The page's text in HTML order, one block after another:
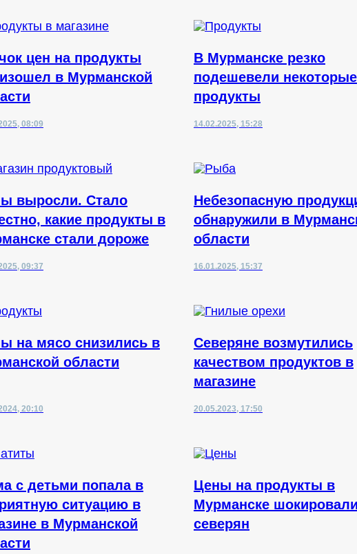
цен на продукты
в Мурманской
08:09
В Мурманске резко
подешевели некоторые
продукты
14.02.2025, 15:28
выросли. Стало
какие продукты в
стали дороже
09:37
Небезопасную
обнаружили в
области
16.01.2025, 15:37
на мясо снизились в
области
20:10
Северяне возмутились
качеством продуктов в
магазине
20.05.2023, 17:50
с детьми попала в
ситуацию в
в Мурманской
Цены на продукты в
Мурманске шокировали
северян